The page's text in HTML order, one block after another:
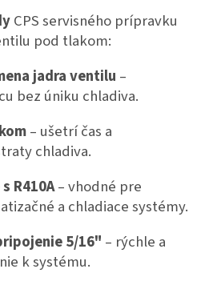
CPS servisného prípravku
pod tlakom:
jadra ventilu –
bez úniku chladiva.
– ušetrí čas a
chladiva.
R410A– vhodné pre
a chladiace systémy.
5/16" – rýchle a
k systému.